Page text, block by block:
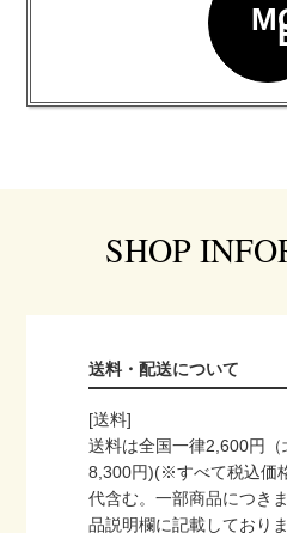
SHOP
送料・配送について
[送料]
送料は全国一律2,600円（
8,300円)(※すべて税込価
代含む。一部商品につき
品説明欄に記載しておりま